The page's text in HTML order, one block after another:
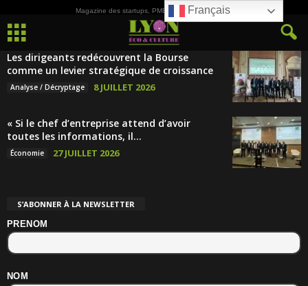
Magazine des startups, PME, ETI et de la Culture
Les dirigeants redécouvrent la Bourse
comme un levier stratégique de croissance
Analyse / Décryptage 8 JUILLET 2026
« Si le chef d’entreprise attend d’avoir
toutes les informations, il...
Économie 27 JUILLET 2026
S’ABONNER À LA NEWSLETTER
PRENOM
NOM
Français